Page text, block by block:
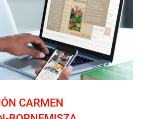
CARMEN THYSSEN-BORNEMISZA
CARMEN